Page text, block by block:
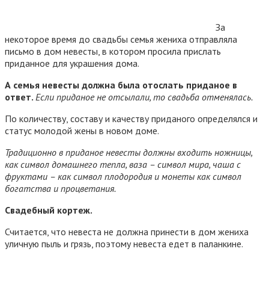
За
некоторое время до свадьбы семья жениха отправляла
письмо в дом невесты, в котором просила прислать
приданное для украшения дома.
А семья невесты должна была отослать приданое в
ответ. Если приданое не отсылали, то свадьба отменялась.
По количеству, составу и качеству приданого определялся и
статус молодой жены в новом доме.
Традиционно в приданое невесты должны входить ножницы,
как символ домашнего тепла, ваза – символ мира, чаша с
фруктами – как символ плодородия и монеты как символ
богатства и процветания.
Свадебный кортеж.
Считается, что невеста не должна принести в дом жениха
уличную пыль и грязь, поэтому невеста едет в паланкине.